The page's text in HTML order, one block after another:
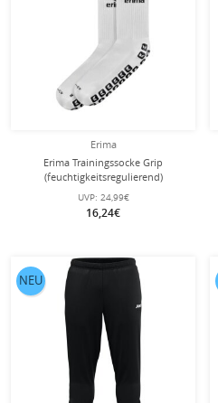
Erima
Erima Trainingssocke Grip
(feuchtigkeitsregulierend)
weiss/schwarz- 1 Paar
UVP: 24,99€
16,24€
NEU